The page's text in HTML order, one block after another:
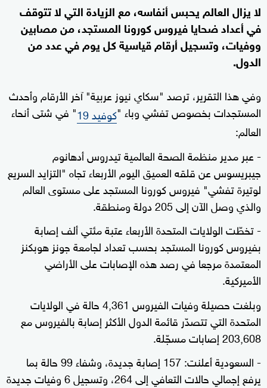
لا يزال العالم يحبس أنفاسه، مع الزيادة التي لا تتوقف
في أعداد ضحايا فيروس كورونا المستجد، من مصابين
ووفيات، وتسجيل أرقام قياسية كل يوم في عدد من
الدول.
وفي هذا التقرير، ترصد "سكاي نيوز عربية" آخر الأرقام وأحدث
المستجدات بخصوص تفشي وباء "كوفيد 19
" في شتى أنحاء
العالم:
- عبر مدير منظمة الصحة العالمية تيدروس أدهانوم
جيبريسوس عن قلقه العميق اليوم الأربعاء تجاه "التزايد السريع
لوتيرة تفشي" فيروس كورونا المستجد على مستوى العالم
والذي وصل الآن إلى 205 دولة ومنطقة.
- تخطّت الولايات المتحدة الأربعاء عتبة مئتي ألف إصابة
بفيروس كورونا المستجد بحسب تعداد لجامعة جونز هوبكنز
المعتمدة مرجعا في رصد هذه الإصابات على الأراضي
الأميركية.
وبلغت حصيلة وفيات الفيروس 4,361 حالة في الولايات
المتحدة التي تتصدّر قائمة الدول الأكثر إصابة بالفيروس مع
203,608 إصابات مسجّلة.
- السعودية أعلنت: 157 إصابة جديدة، وشفاء 99 حالة بما
يرفع إجمالي حالات التعافي إلى 264، وتسجيل 6 وفيات جديدة